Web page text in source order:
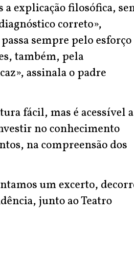
explicação filosófica,
correto»,
sempre pelo esforço
também, pela
assinala o padre
fácil, mas é acessível a
no conhecimento
na compreensão dos
um excerto,
junto ao Teatro